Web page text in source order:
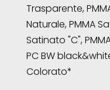
Trasparente,
Naturale, PMMA
Satinato "C",
PC BW
Colorato*